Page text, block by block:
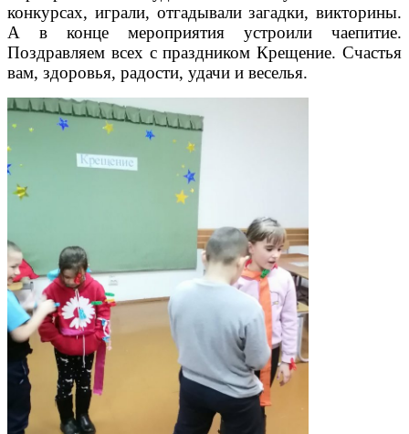
конкурсах, играли, отгадывали загадки, викторины.
А в конце мероприятия устроили чаепитие.
Поздравляем всех с праздником Крещение. Счастья
вам, здоровья, радости, удачи и веселья.